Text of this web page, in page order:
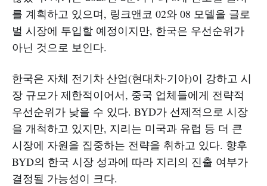
를 계획하고 있으며, 링크앤코 02와 08 모델을 글로
벌 시장에 투입할 예정이지만, 한국은 우선순위가
아닌 것으로 보인다.
한국은 자체 전기차 산업(현대차·기아)이 강하고 시
장 규모가 제한적이어서, 중국 업체들에게 전략적
우선순위가 낮을 수 있다. BYD가 선제적으로 시장
을 개척하고 있지만, 지리는 미국과 유럽 등 더 큰
시장에 자원을 집중하는 전략을 취하고 있다. 향후
BYD의 한국 시장 성과에 따라 지리의 진출 여부가
결정될 가능성이 크다.